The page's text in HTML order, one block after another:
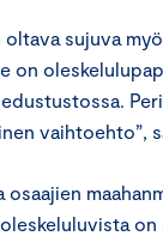
sujuva
on
vaihtoehto”,
osaajien
on